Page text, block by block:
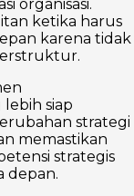
organisasi.
ketika harus
karena tidak
siap
strategi
memastikan
strategis
depan.